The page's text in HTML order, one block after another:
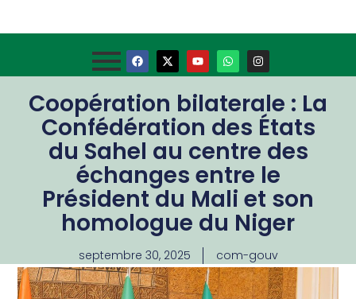
Coopération bilaterale : La
Confédération des États
du Sahel au centre des
échanges entre le
Président du Mali et son
homologue du Niger
septembre 30, 2025 com-gouv